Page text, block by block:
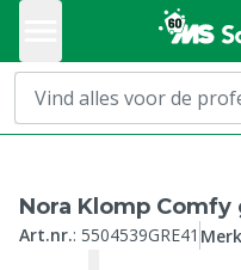
Nora Klomp Comfy
Art.nr.: 5504539GRE41 Merk